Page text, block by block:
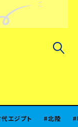
北陸 味噌